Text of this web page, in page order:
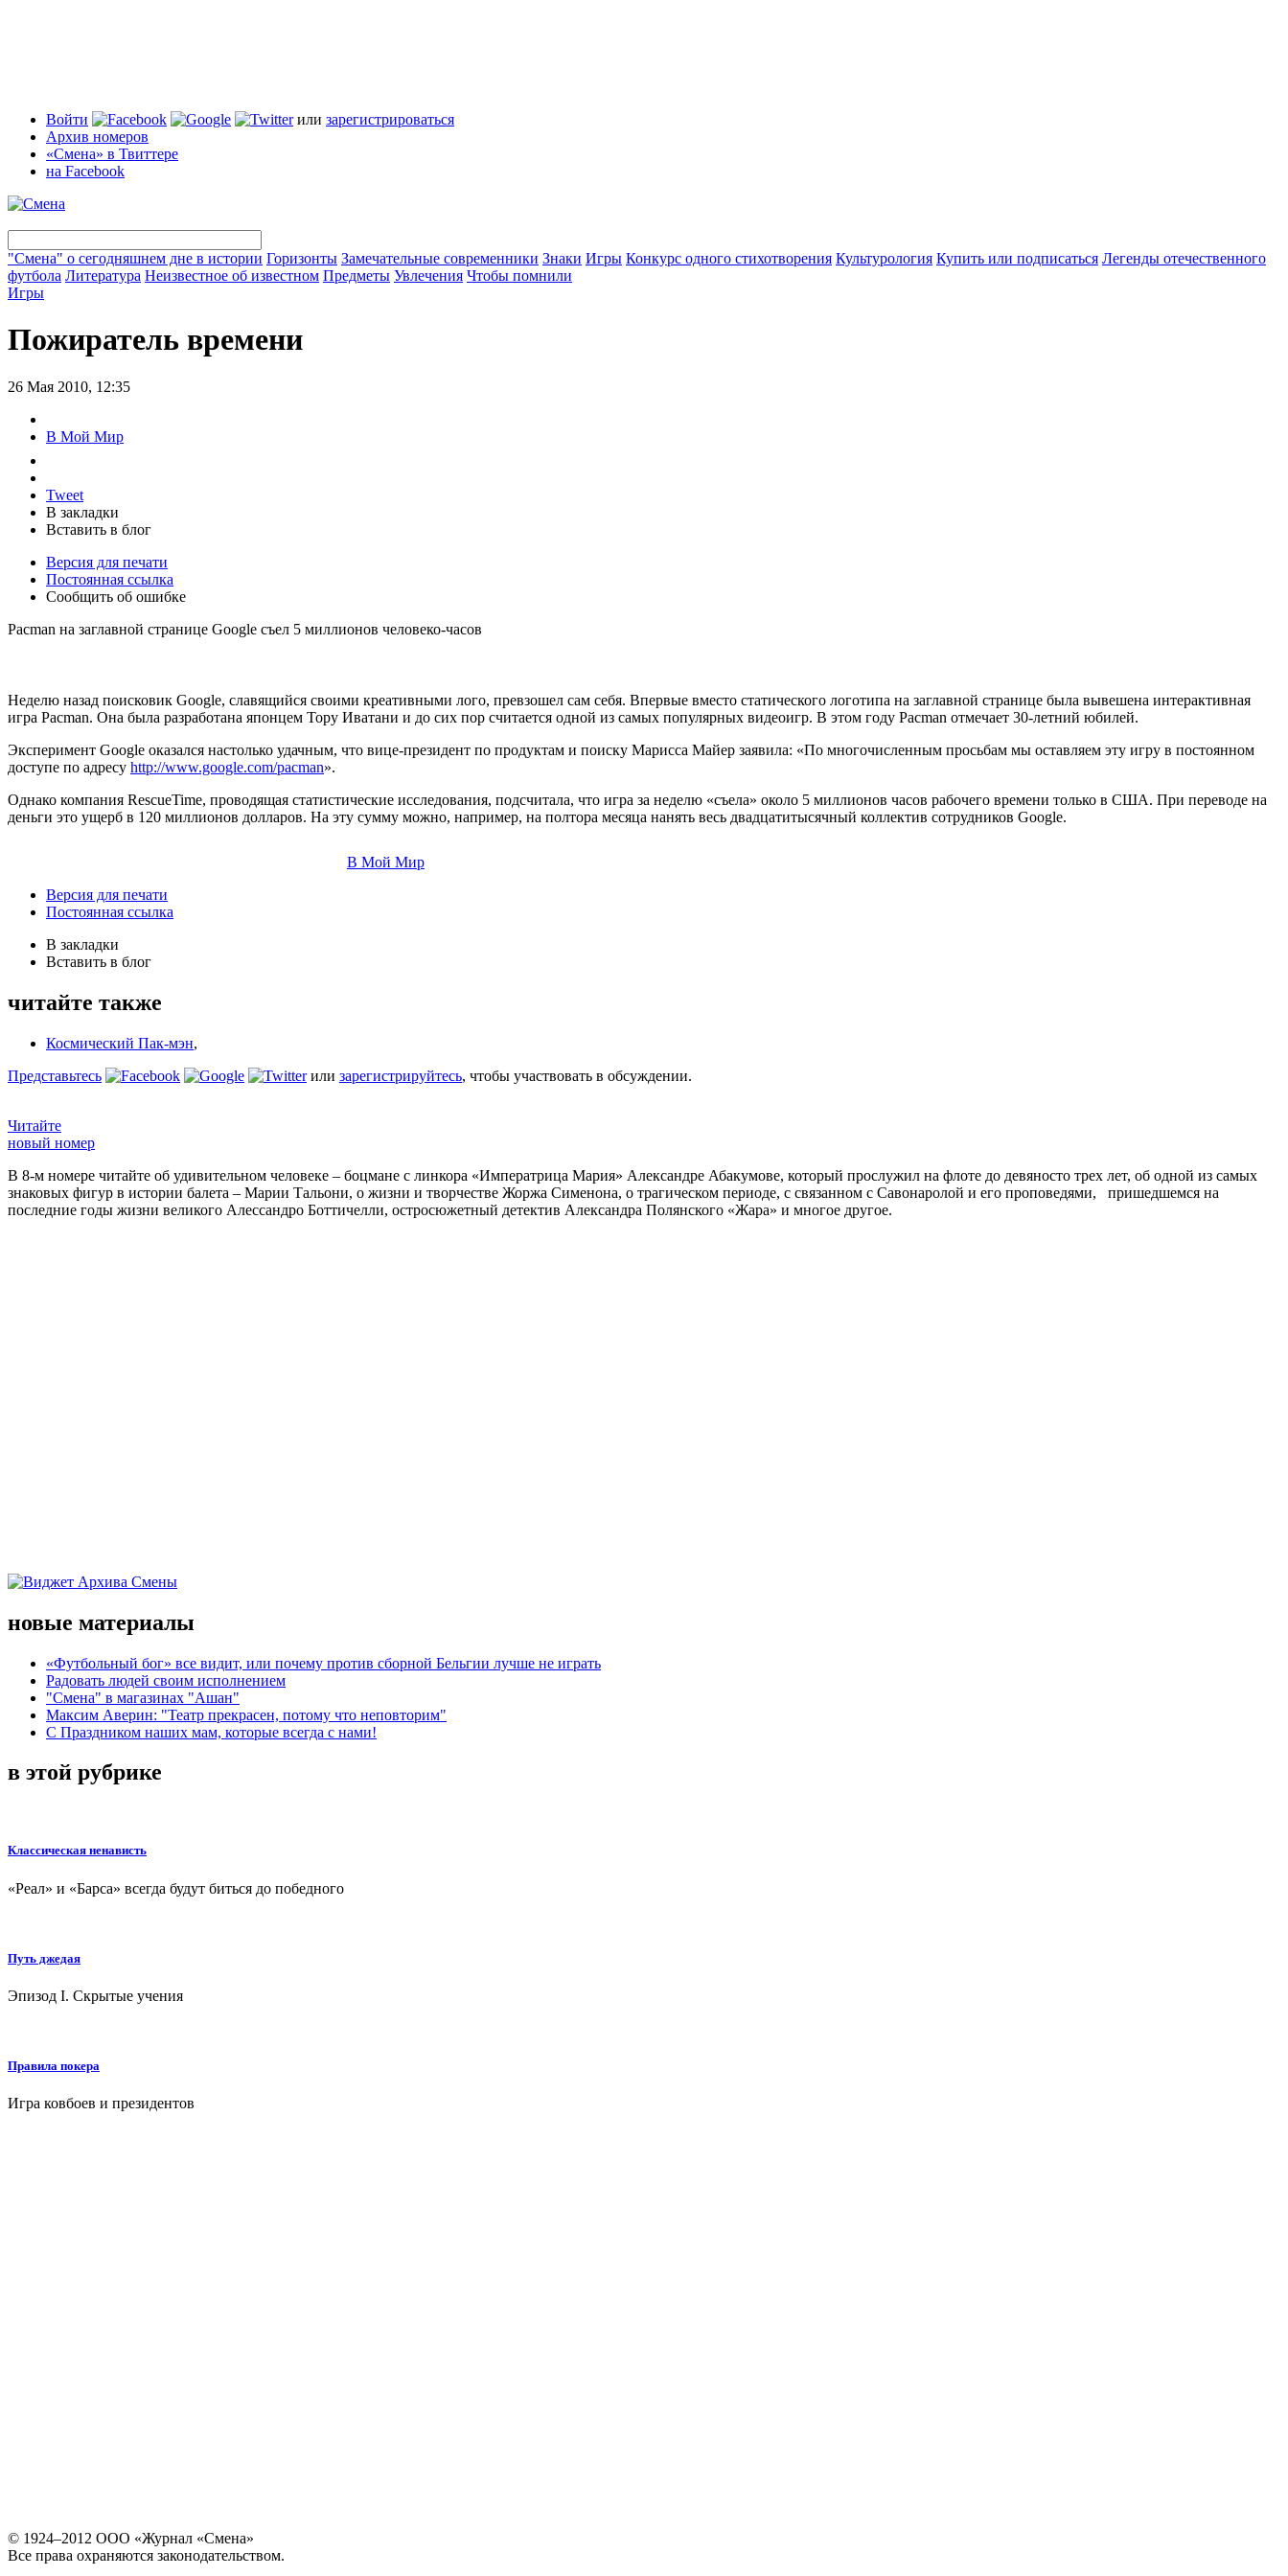
Войти или зарегистрироваться
Архив номеров
«Смена» в Твиттере
на Facebook
"Смена" о сегодняшнем дне в истории Горизонты Замечательные современники Знаки Игры Конкурс одного стихотворения Культурология Купить или подписаться Легенды отечественного
футбола Литература Неизвестное об известном Предметы Увлечения Чтобы помнили
Игры
Пожиратель времени
26 Мая 2010, 12:35
В Мой Мир
Tweet
В закладки
Вставить в блог
Версия для печати
Постоянная ссылка
Сообщить об ошибке
Pacman на заглавной странице Google съел 5 миллионов человеко-часов
Неделю назад поисковик Google, славящийся своими креативными лого, превзошел сам себя. Впервые вместо статического логотипа на заглавной странице была вывешена интерактивная
игра Pacman. Она была разработана японцем Тору Иватани и до сих пор считается одной из самых популярных видеоигр. В этом году Pacman отмечает 30-летний юбилей.
Эксперимент Google оказался настолько удачным, что вице-президент по продуктам и поиску Марисса Майер заявила: «По многочисленным просьбам мы оставляем эту игру в постоянном
доступе по адресу http://www.google.com/pacman».
Однако компания RescueTime, проводящая статистические исследования, подсчитала, что игра за неделю «съела» около 5 миллионов часов рабочего времени только в США. При переводе на
деньги это ущерб в 120 миллионов долларов. На эту сумму можно, например, на полтора месяца нанять весь двадцатитысячный коллектив сотрудников Google.
В Мой Мир
Версия для печати
Постоянная ссылка
В закладки
Вставить в блог
читайте также
Космический Пак-мэн,
Представьтесь
или зарегистрируйтесь, чтобы участвовать в обсуждении.
Читайте
новый номер
В 8-м номере читайте об удивительном человеке – боцмане с линкора «Императрица Мария» Александре Абакумове, который прослужил на флоте до девяносто трех лет, об одной из самых
знаковых фигур в истории балета – Марии Тальони, о жизни и творчестве Жоржа Сименона, о трагическом периоде, с связанном с Савонаролой и его проповедями, пришедшемся на
последние годы жизни великого Алессандро Боттичелли, остросюжетный детектив Александра Полянского «Жара» и многое другое.
новые материалы
«Футбольный бог» все видит, или почему против сборной Бельгии лучше не играть
Радовать людей своим исполнением
"Смена" в магазинах "Ашан"
Максим Аверин: "Театр прекрасен, потому что неповторим"
С Праздником наших мам, которые всегда с нами!
в этой рубрике
Классическая ненависть
«Реал» и «Барса» всегда будут биться до победного
Путь джедая
Эпизод I. Скрытые учения
Правила покера
Игра ковбоев и президентов
© 1924–2012 ООО «Журнал «Смена»
Все права охраняются законодательством.